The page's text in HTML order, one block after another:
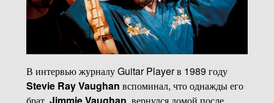
В интервью журналу Guitar Player в 1989 году
Stevie Ray Vaughan вспоминал, что однажды его